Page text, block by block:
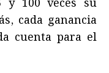
cada ganancia
cuenta para el